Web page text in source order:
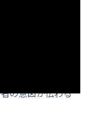
の意図が伝わる